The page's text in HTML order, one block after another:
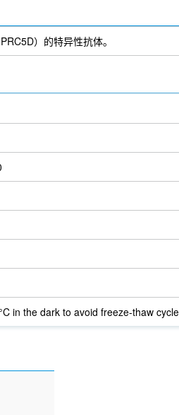
）的特异性抗体。
in the dark to avoid freeze-thaw